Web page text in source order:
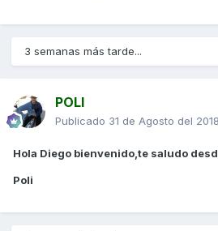
3 semanas más tarde...
POLI
Publicado 31 de Agosto del 2018
Hola Diego bienvenido,te saludo
Poli